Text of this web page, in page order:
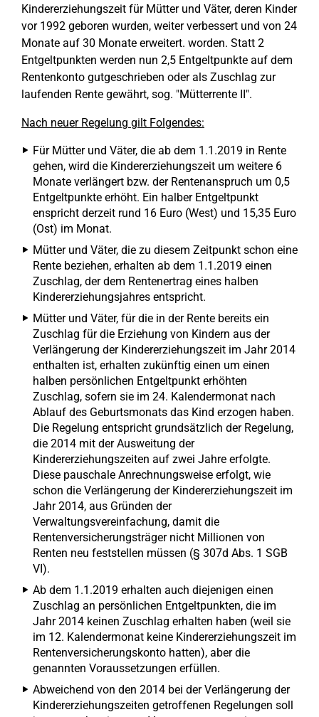
Kindererziehungszeit für Mütter und Väter, deren Kinder
vor 1992 geboren wurden, weiter verbessert und von 24
Monate auf 30 Monate erweitert. worden. Statt 2
Entgeltpunkten werden nun 2,5 Entgeltpunkte auf dem
Rentenkonto gutgeschrieben oder als Zuschlag zur
laufenden Rente gewährt, sog. "Mütterrente II".
Nach neuer Regelung gilt Folgendes:
Für Mütter und Väter, die ab dem 1.1.2019 in Rente
gehen, wird die Kindererziehungszeit um weitere 6
Monate verlängert bzw. der Rentenanspruch um 0,5
Entgeltpunkte erhöht. Ein halber Entgeltpunkt
enspricht derzeit rund 16 Euro (West) und 15,35 Euro
(Ost) im Monat.
Mütter und Väter, die zu diesem Zeitpunkt schon eine
Rente beziehen, erhalten ab dem 1.1.2019 einen
Zuschlag, der dem Rentenertrag eines halben
Kindererziehungsjahres entspricht.
Mütter und Väter, für die in der Rente bereits ein
Zuschlag für die Erziehung von Kindern aus der
Verlängerung der Kindererziehungszeit im Jahr 2014
enthalten ist, erhalten zukünftig einen um einen
halben persönlichen Entgeltpunkt erhöhten
Zuschlag, sofern sie im 24. Kalendermonat nach
Ablauf des Geburtsmonats das Kind erzogen haben.
Die Regelung entspricht grundsätzlich der Regelung,
die 2014 mit der Ausweitung der
Kindererziehungszeiten auf zwei Jahre erfolgte.
Diese pauschale Anrechnungsweise erfolgt, wie
schon die Verlängerung der Kindererziehungszeit im
Jahr 2014, aus Gründen der
Verwaltungsvereinfachung, damit die
Rentenversicherungsträger nicht Millionen von
Renten neu feststellen müssen (§ 307d Abs. 1 SGB
VI).
Ab dem 1.1.2019 erhalten auch diejenigen einen
Zuschlag an persönlichen Entgeltpunkten, die im
Jahr 2014 keinen Zuschlag erhalten haben (weil sie
im 12. Kalendermonat keine Kindererziehungszeit im
Rentenversicherungskonto hatten), aber die
genannten Voraussetzungen erfüllen.
Abweichend von den 2014 bei der Verlängerung der
Kindererziehungszeiten getroffenen Regelungen soll